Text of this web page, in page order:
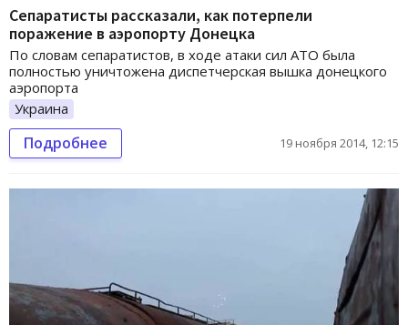
Сепаратисты рассказали, как потерпели
поражение в аэропорту Донецка
По словам сепаратистов, в ходе атаки сил АТО была
полностью уничтожена диспетчерская вышка донецкого
аэропорта
Украина
Подробнее 19 ноября 2014, 12:15